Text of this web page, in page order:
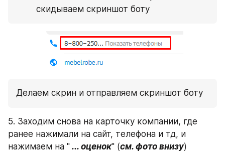
скидываем скриншот боту
Делаем скрин и отправляем скриншот боту
5. Заходим снова на карточку компании, где
ранее нажимали на сайт, телефона и тд, и
нажимаем на " ... оценок" (см. фото внизу)